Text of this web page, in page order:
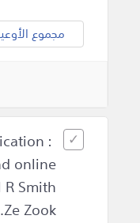
مجموع
:
online
Smith
Ze Zook.